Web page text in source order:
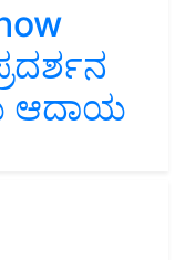
ಆದಾಯ